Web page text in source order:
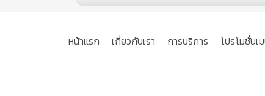
หน้าแรก เกี่ยวกับเรา การบริการ โปรโมชั่นเ